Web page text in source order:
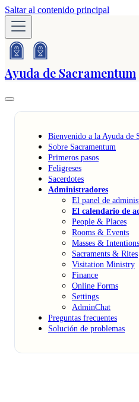
Saltar al contenido principal
Ayuda de Sacramentum
Bienvenido a la Ayuda de
Sobre Sacramentum
Primeros pasos
Feligreses
Sacerdotes
Administradores
El panel de
El calendario de
People & Places
Rooms & Events
Masses & Intentions
Sacraments & Rites
Visitation Ministry
Finance
Online Forms
Settings
AdminChat
Preguntas frecuentes
Solución de problemas